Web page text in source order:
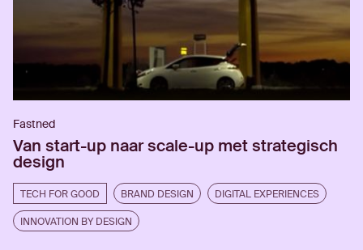
Fastned
Van start-up naar scale-up met strategisch
design
TECH FOR GOOD BRAND DESIGN DIGITAL EXPERIENCES
INNOVATION BY DESIGN